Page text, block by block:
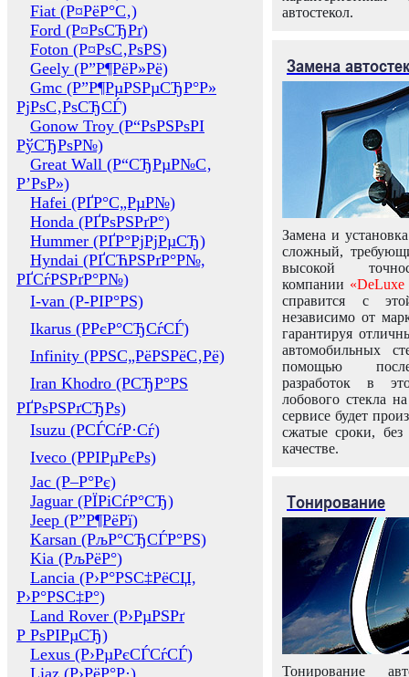
Fiat (Р¤РёР°С‚)
Ford (Р¤РѕСЂРґ)
Foton (Р¤РѕС‚РѕРЅ)
Geely (Р”Р¶РёР»Рё)
Gmc (Р”Р¶РµРЅРµСЂР°Р»
РјРѕС‚РѕСЂСЃ)
Gonow Troy (Р“РѕРЅРѕРІ
РўСЂРѕР№)
Great Wall (Р“СЂРµР№С‚
Р’РѕР»)
Hafei (РҐР°С„РµР№)
Honda (РҐРѕРЅРґР°)
Hummer (РҐР°РјРјРµСЂ)
Hyndai (РҐСЋРЅРґР°Р№,
РҐСѓРЅРґР°Р№)
I-van (Р-РІР°РЅ)
Ikarus (РРєР°СЂСѓСЃ)
Infinity (РРЅС„РёРЅРёС‚Рё)
Iran Khodro (РСЂР°РЅ
РҐРѕРЅРґСЂРѕ)
Isuzu (РСЃСѓР·Сѓ)
Iveco (РРІРµРєРѕ)
Jac (Р–Р°Рє)
Jaguar (РЇРіСѓР°СЂ)
Jeep (Р”Р¶РёРї)
Karsan (РљР°СЂСЃР°РЅ)
Kia (РљРёР°)
Lancia (Р›Р°РЅС‡РёСЏ,
Р›Р°РЅС‡Р°)
Land Rover (Р›РµРЅРґ
Р РѕРІРµСЂ)
Lexus (Р›РµРєСЃСѓСЃ)
Liaz (Р›РёР°Р·)
автостекол.
Замена
Замена и
сложный,
высокой
компании «DeLuxe
справится с
независимо от
гарантируя
автомобильных
помощью
разработок в
лобового стекла
сервисе будет
сжатые сроки,
качестве.
Тонирование
Тонирование